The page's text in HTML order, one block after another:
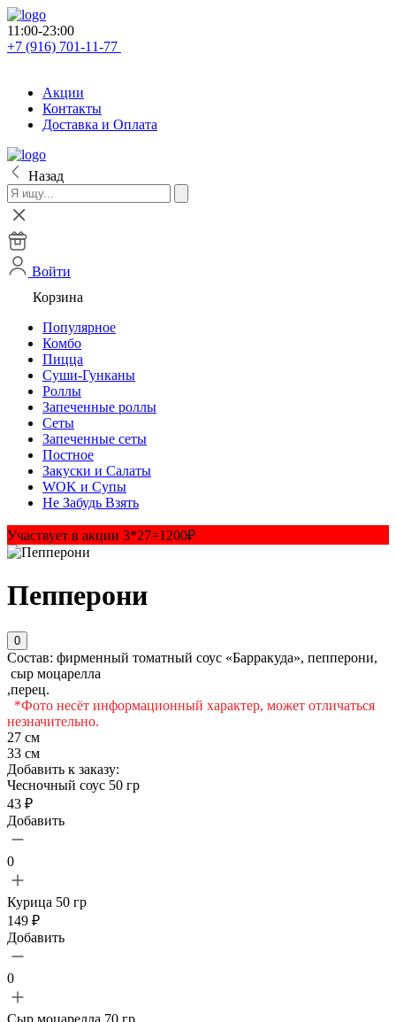
11:00-23:00
+7 (916) 701-11-77
Акции
Контакты
Доставка и Оплата
Назад
Войти
Корзина
Популярное
Комбо
Пицца
Суши-Гунканы
Роллы
Запеченные роллы
Сеты
Запеченные сеты
Постное
Закуски и Салаты
WOK и Супы
Не Забудь Взять
Участвует в акции 3*27=1200₽
Пепперони
0
Состав: фирменный томатный соус «Барракуда», пепперони,
сыр моцарелла
,перец.
*Фото несёт информационный характер, может отличаться
незначительно.
27 см
33 см
Добавить к заказу:
Чесночный соус 50 гр
43 ₽
Добавить
0
Курица 50 гр
149 ₽
Добавить
0
Сыр моцарелла 70 гр